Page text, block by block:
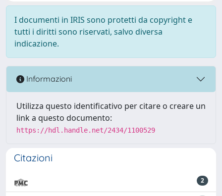
I documenti in IRIS sono protetti da copyright e
tutti i diritti sono riservati, salvo diversa
indicazione.
Informazioni
Utilizza questo identificativo per citare o creare un
link a questo documento:
https://hdl.handle.net/2434/1100529
Citazioni
2